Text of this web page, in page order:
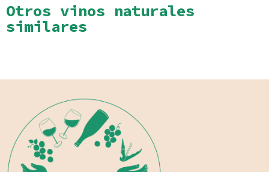
Otros vinos naturales
similares